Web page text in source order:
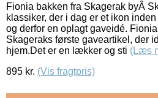
Fionia bakken fra Skagerak byÂ
klassiker, der i dag er et ikon
og derfor en oplagt gaveidé.
Skageraks første gaveartikel, der
hjem.Det er en lækker og sti (Læs
895 kr. (Vis fragtpris)